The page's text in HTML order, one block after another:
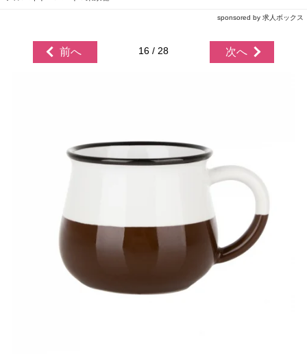
sponsored by 求人ボックス
前へ 16 / 28 次へ